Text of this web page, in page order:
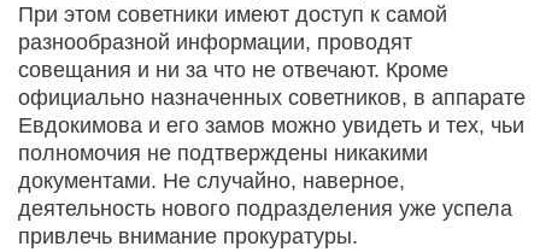
При этом советники имеют доступ к самой
разнообразной информации, проводят
совещания и ни за что не отвечают. Кроме
официально назначенных советников, в аппарате
Евдокимова и его замов можно увидеть и тех, чьи
полномочия не подтверждены никакими
документами. Не случайно, наверное,
деятельность нового подразделения уже успела
привлечь внимание прокуратуры.